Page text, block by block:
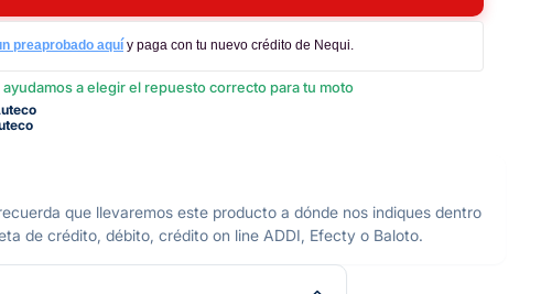
preaprobado aquí y paga con tu nuevo crédito de Nequi.
ayudamos a elegir el repuesto correcto para tu moto
que llevaremos este producto a dónde nos indiques dentro
de crédito, débito, crédito on line ADDI, Efecty o Baloto.